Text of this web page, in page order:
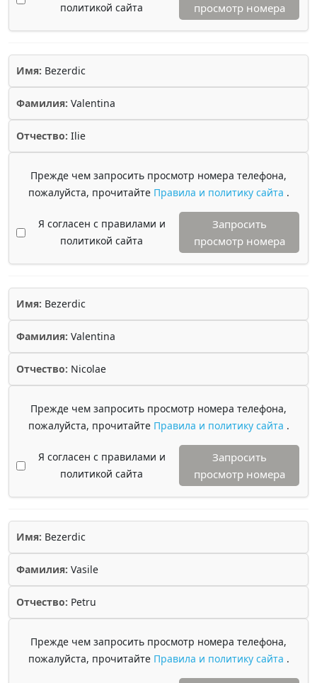
политикой сайта
просмотр номера
Имя: Bezerdic
Фамилия: Valentina
Отчество: Ilie
Прежде чем запросить просмотр номера телефона,
пожалуйста, прочитайте Правила и политику сайта .
Я согласен с правилами и
политикой сайта
Запросить
просмотр номера
Имя: Bezerdic
Фамилия: Valentina
Отчество: Nicolae
Прежде чем запросить просмотр номера телефона,
пожалуйста, прочитайте Правила и политику сайта .
Я согласен с правилами и
политикой сайта
Запросить
просмотр номера
Имя: Bezerdic
Фамилия: Vasile
Отчество: Petru
Прежде чем запросить просмотр номера телефона,
пожалуйста, прочитайте Правила и политику сайта .